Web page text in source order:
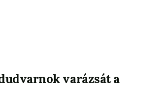
varázsát a